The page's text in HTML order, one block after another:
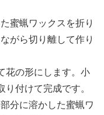
蜜蝋ワックスを折り
がら切り離して作り
花の形にします。小
付けて完成です。
分に溶かした蜜蝋ワ